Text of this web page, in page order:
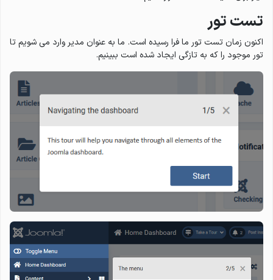
تست تور
اکنون زمان تست تور ما فرا رسیده است. ما به عنوان مدیر وارد می شویم تا
تور موجود را که به تازگی ایجاد شده است ببینیم.